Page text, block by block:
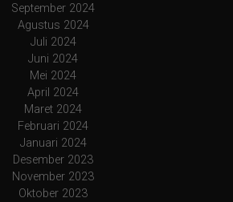
September 2024
Agustus 2024
Juli 2024
Juni 2024
Mei 2024
April 2024
Maret 2024
Februari 2024
Januari 2024
Desember 2023
November 2023
Oktober 2023